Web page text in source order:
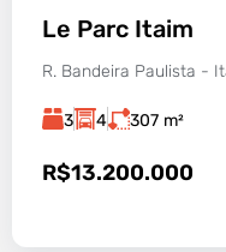
Le Parc Itaim
3 4 307 m²
R$13.200.000